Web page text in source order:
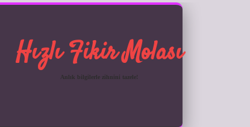
Hızlı Fikir Molası
Anlık bilgilerle zihnini tazele!